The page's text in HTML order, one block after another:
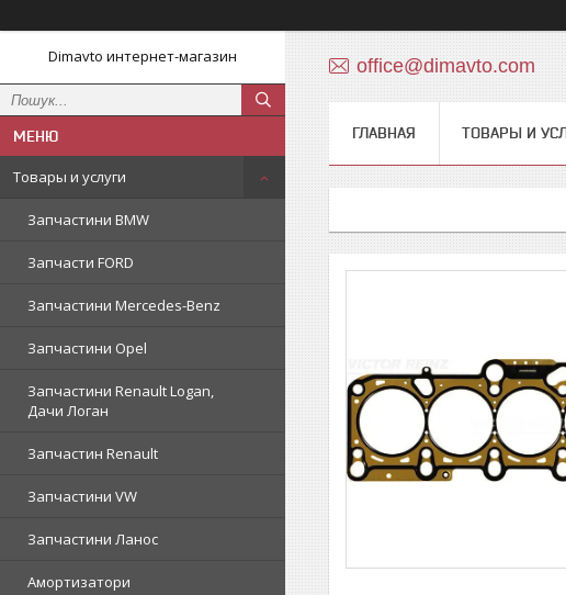
Dimavto интернет-магазин
Товары и услуги
Запчастини BMW
Запчасти FORD
Запчастини Mercedes-Benz
Запчастини Opel
Запчастини Renault Logan,
Дачи Логан
Запчастин Renault
Запчастини VW
Запчастини Ланос
Амортизатори
office@dimavto.com
ГЛАВНАЯ ТОВАРЫ И